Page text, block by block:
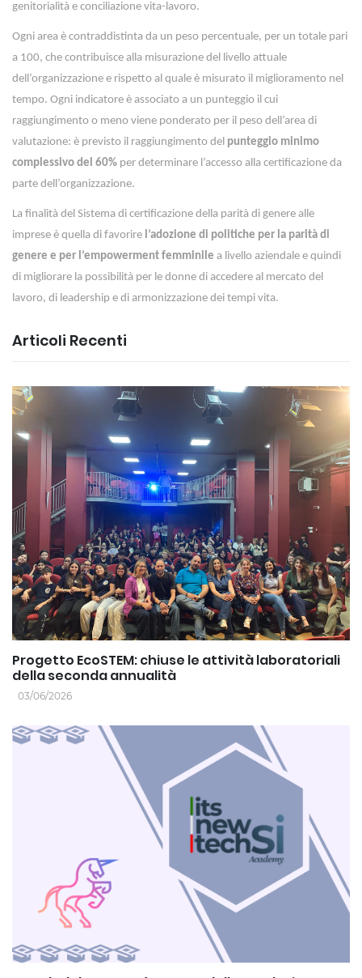
genitorialità e conciliazione vita-lavoro.
Ogni area è contraddistinta da un peso percentuale, per un totale pari
a 100, che contribuisce alla misurazione del livello attuale
dell’organizzazione e rispetto al quale è misurato il miglioramento nel
tempo. Ogni indicatore è associato a un punteggio il cui
raggiungimento o meno viene ponderato per il peso dell’area di
valutazione: è previsto il raggiungimento del punteggio minimo
complessivo del 60% per determinare l’accesso alla certificazione da
parte dell’organizzazione.
La finalità del Sistema di certificazione della parità di genere alle
imprese è quella di favorire l’adozione di politiche per la parità di
genere e per l’empowerment femminile a livello aziendale e quindi
di migliorare la possibilità per le donne di accedere al mercato del
lavoro, di leadership e di armonizzazione dei tempi vita.
Articoli Recenti
Progetto EcoSTEM: chiuse le attività laboratoriali
della seconda annualità
03/06/2026